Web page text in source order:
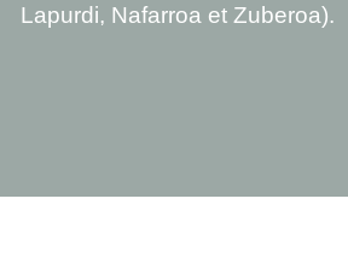
Lapurdi, Nafarroa et Zuberoa).